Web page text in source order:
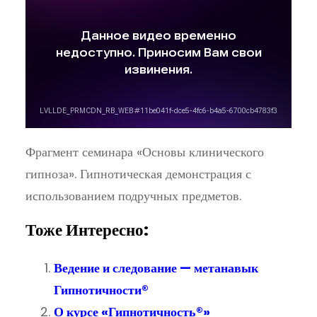
Фрагмент семинара «Основы клинического
гипноза». Гипнотическая демонстрация с
использованием подручных предметов.
Тоже Интересно:
Ведение и следование — метанавык
Гипнотичности®
О курсе «Гипнотичность®»